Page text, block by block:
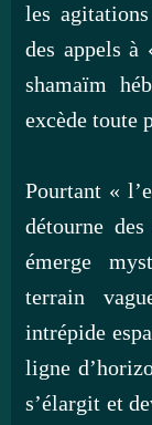
les
des appels
shamaïm
excède toute
Pourtant «
détourne
émerge
terrain
intrépide
ligne
s’élargit et